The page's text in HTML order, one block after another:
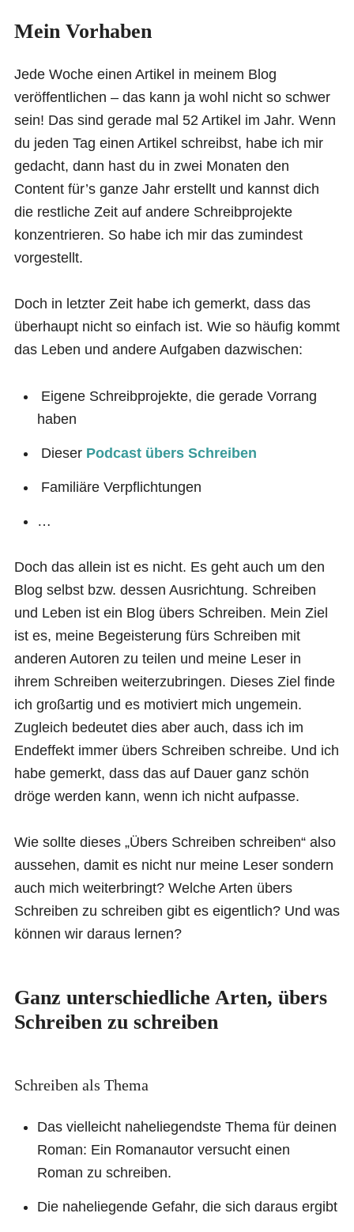
Mein Vorhaben
Jede Woche einen Artikel in meinem Blog
veröffentlichen – das kann ja wohl nicht so schwer
sein! Das sind gerade mal 52 Artikel im Jahr. Wenn
du jeden Tag einen Artikel schreibst, habe ich mir
gedacht, dann hast du in zwei Monaten den
Content für’s ganze Jahr erstellt und kannst dich
die restliche Zeit auf andere Schreibprojekte
konzentrieren. So habe ich mir das zumindest
vorgestellt.
Doch in letzter Zeit habe ich gemerkt, dass das
überhaupt nicht so einfach ist. Wie so häufig kommt
das Leben und andere Aufgaben dazwischen:
Eigene Schreibprojekte, die gerade Vorrang
haben
Dieser Podcast übers Schreiben
Familiäre Verpflichtungen
…
Doch das allein ist es nicht. Es geht auch um den
Blog selbst bzw. dessen Ausrichtung. Schreiben
und Leben ist ein Blog übers Schreiben. Mein Ziel
ist es, meine Begeisterung fürs Schreiben mit
anderen Autoren zu teilen und meine Leser in
ihrem Schreiben weiterzubringen. Dieses Ziel finde
ich großartig und es motiviert mich ungemein.
Zugleich bedeutet dies aber auch, dass ich im
Endeffekt immer übers Schreiben schreibe. Und ich
habe gemerkt, dass das auf Dauer ganz schön
dröge werden kann, wenn ich nicht aufpasse.
Wie sollte dieses „Übers Schreiben schreiben“ also
aussehen, damit es nicht nur meine Leser sondern
auch mich weiterbringt? Welche Arten übers
Schreiben zu schreiben gibt es eigentlich? Und was
können wir daraus lernen?
Ganz unterschiedliche Arten, übers
Schreiben zu schreiben
Schreiben als Thema
Das vielleicht naheliegendste Thema für deinen
Roman: Ein Romanautor versucht einen
Roman zu schreiben.
Die naheliegende Gefahr, die sich daraus ergibt